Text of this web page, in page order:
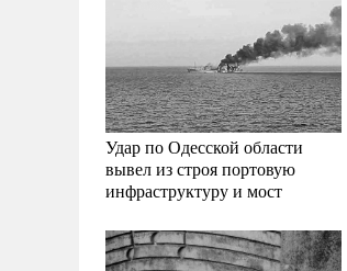
Удар по Одесской области
вывел из строя портовую
инфраструктуру и мост